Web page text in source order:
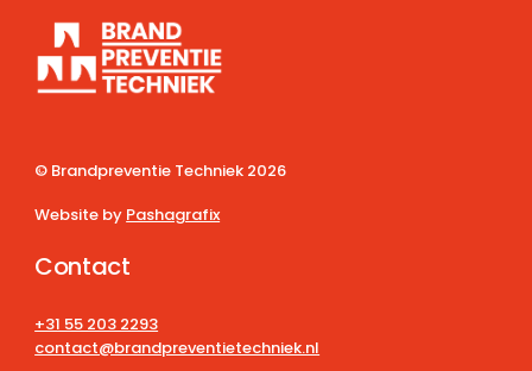
© Brandpreventie Techniek 2026
Website by Pashagrafix
Contact
+31 55 203 2293
contact@brandpreventietechniek.nl